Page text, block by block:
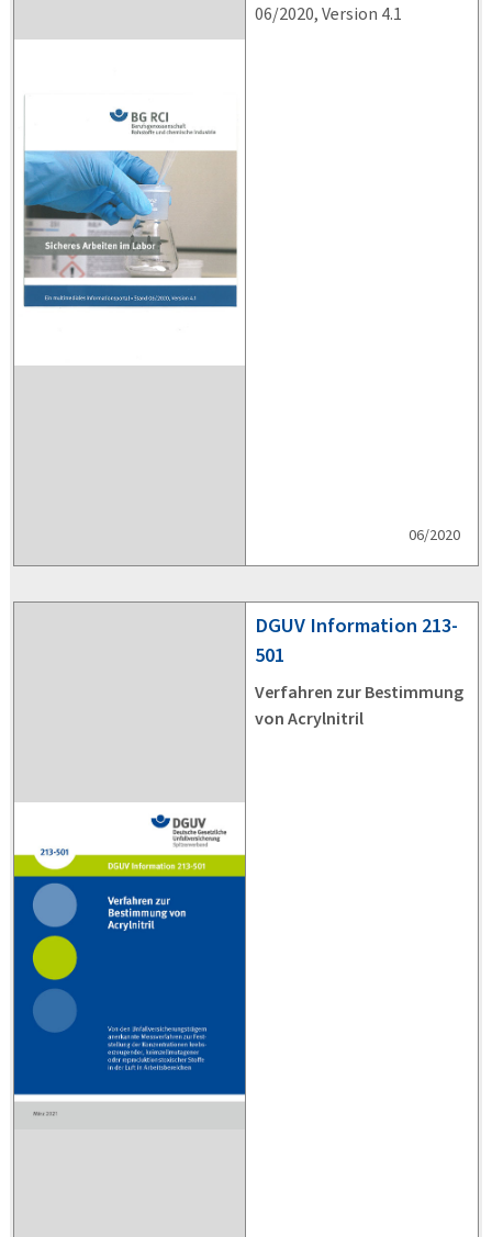
06/2020, Version 4.1
06/2020
DGUV Information 213-
501
Verfahren zur Bestimmung
von Acrylnitril